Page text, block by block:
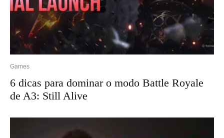
Games
6 dicas para dominar o modo Battle Royale
de A3: Still Alive